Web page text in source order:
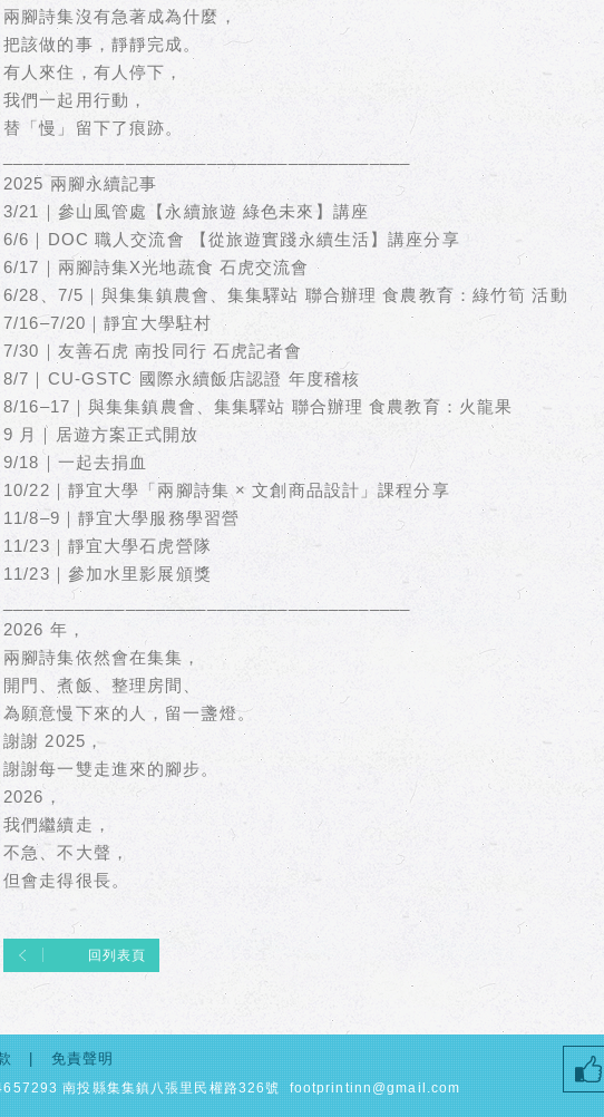
兩腳詩集沒有急著成為什麼，
把該做的事，靜靜完成。
有人來住，有人停下，
我們一起用行動，
替「慢」留下了痕跡。
________________________________________
2025 兩腳永續記事
3/21｜參山風管處【永續旅遊 綠色未來】講座
6/6｜DOC 職人交流會 【從旅遊實踐永續生活】講座分享
6/17｜兩腳詩集X光地蔬食 石虎交流會
6/28、7/5｜與集集鎮農會、集集驛站 聯合辦理 食農教育：綠竹筍 活動
7/16–7/20｜靜宜大學駐村
7/30｜友善石虎 南投同行 石虎記者會
8/7｜CU-GSTC 國際永續飯店認證 年度稽核
8/16–17｜與集集鎮農會、集集驛站 聯合辦理 食農教育：火龍果
9 月｜居遊方案正式開放
9/18｜一起去捐血
10/22｜靜宜大學「兩腳詩集 × 文創商品設計」課程分享
11/8–9｜靜宜大學服務學習營
11/23｜靜宜大學石虎營隊
11/23｜參加水里影展頒獎
________________________________________
2026 年，
兩腳詩集依然會在集集，
開門、煮飯、整理房間、
為願意慢下來的人，留一盞燈。
謝謝 2025，
謝謝每一雙走進來的腳步。
2026，
我們繼續走，
不急、不大聲，
但會走得很長。
回列表頁
免責聲明
南投縣集集鎮八張里民權路326號footprintinn@gmail.com